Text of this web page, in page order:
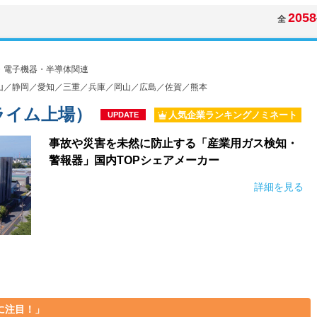
全 2058
子機器・半導体関連
静岡／愛知／三重／兵庫／岡山／広島／佐賀／熊本
ム上場） UPDATE 人気企業ランキングノミネート
事故や災害を未然に防止する「産業用ガス検知・
警報器」国内TOPシェアメーカー
詳細を見る
目！」